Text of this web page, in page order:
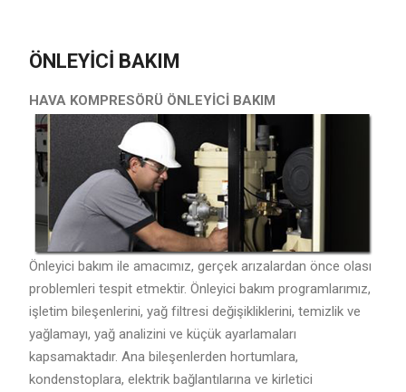
ÖNLEYİCİ BAKIM
HAVA KOMPRESÖRÜ ÖNLEYİCİ BAKIM
Önleyici bakım ile amacımız, gerçek arızalardan önce olası
problemleri tespit etmektir. Önleyici bakım programlarımız,
işletim bileşenlerini, yağ filtresi değişikliklerini, temizlik ve
yağlamayı, yağ analizini ve küçük ayarlamaları
kapsamaktadır. Ana bileşenlerden hortumlara,
kondenstoplara, elektrik bağlantılarına ve kirletici